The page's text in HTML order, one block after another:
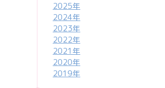
2025年
2024年
2023年
2022年
2021年
2020年
2019年